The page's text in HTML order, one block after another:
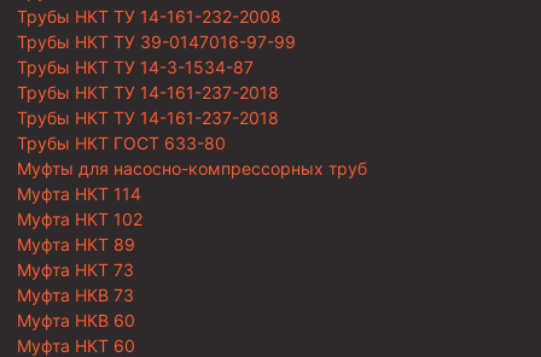
Трубы НКТ ТУ 14-161-232-2008
Трубы НКТ ТУ 39-0147016-97-99
Трубы НКТ ТУ 14-3-1534-87
Трубы НКТ ТУ 14-161-237-2018
Трубы НКТ ТУ 14-161-237-2018
Трубы НКТ ГОСТ 633-80
Муфты для насосно-компрессорных труб
Муфта НКТ 114
Муфта НКТ 102
Муфта НКТ 89
Муфта НКТ 73
Муфта НКВ 73
Муфта НКВ 60
Муфта НКТ 60